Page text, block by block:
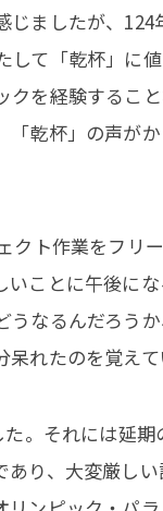
ましたが、
て「乾杯」に
を経験するこ
乾杯」の声が
クト作業をフリ
ことに午後に
なるんだろう
れたのを覚えて
。それには延
り、大変厳し